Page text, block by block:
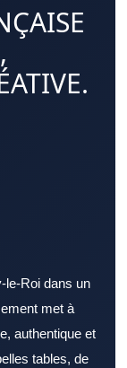
le-Roi dans un
met à
authentique et
tables, de